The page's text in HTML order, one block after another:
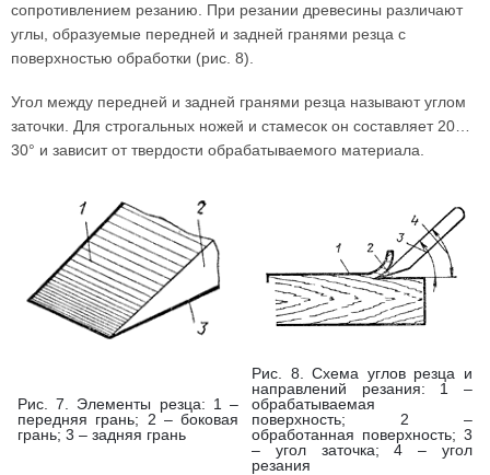
сопротивлением резанию. При резании древесины различают
углы, образуемые передней и задней гранями резца с
поверхностью обработки (рис. 8).
Угол между передней и задней гранями резца называют углом
заточки. Для строгальных ножей и стамесок он составляет 20…
30° и зависит от твердости обрабатываемого материала.
Рис. 7. Элементы резца: 1 –
передняя грань; 2 – боковая
грань; 3 – задняя грань
Рис. 8. Схема углов резца и
направлений резания: 1 –
обрабатываемая
поверхность; 2 –
обработанная поверхность; 3
– угол заточка; 4 – угол
резания